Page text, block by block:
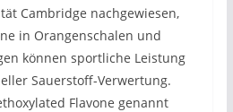
Cambridge nachgewiesen,
in Orangenschalen und
können sportliche Leistung
Sauerstoff-Verwertung.
Flavone genannt